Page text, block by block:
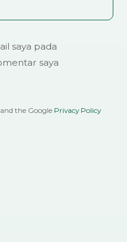
saya pada
saya
the Google Privacy Policy